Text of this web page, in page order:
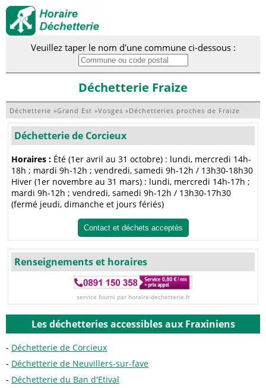
Veuillez taper le nom d'une commune ci-dessous :
Déchetterie Fraize
Déchetterie »Grand Est »Vosges »Déchetteries proches de Fraize
Déchetterie de Corcieux
Horaires : Été (1er avril au 31 octobre) : lundi, mercredi 14h-
18h ; mardi 9h-12h ; vendredi, samedi 9h-12h / 13h30-18h30
Hiver (1er novembre au 31 mars) : lundi, mercredi 14h-17h ;
mardi 9h-12h ; vendredi, samedi 9h-12h / 13h30-17h30
(fermé jeudi, dimanche et jours fériés)
Contact et déchets acceptés
Renseignements et horaires
service fourni par horaire-dechetterie.fr
Les déchetteries accessibles aux Fraxiniens
Déchetterie de Corcieux
Déchetterie de Neuvillers-sur-fave
Déchetterie du Ban d'Etival